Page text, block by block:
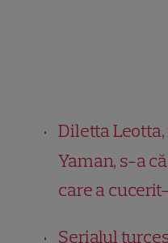
Diletta
Yaman, s-a
care a
Serialul